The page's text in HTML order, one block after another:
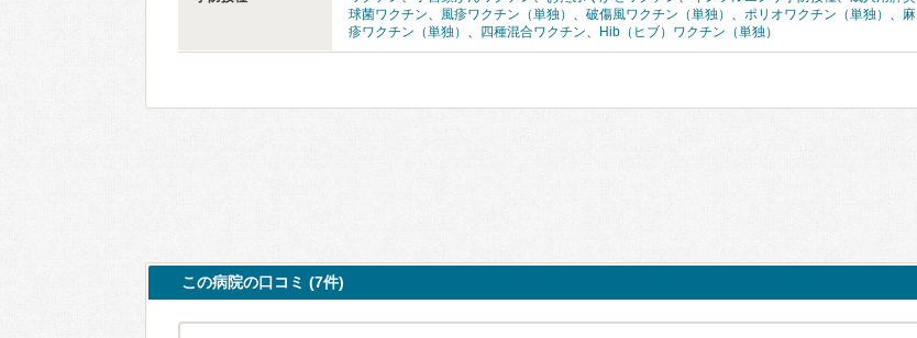
球菌ワクチン、 風疹ワクチン（単独） 、 破傷風ワクチン（単独） 、 ポリオワクチン（単独） 、 麻
疹ワクチン（単独） 、 四種混合ワクチン、 Hib（ヒブ）ワクチン（単独）
この病院の口コミ (7件)